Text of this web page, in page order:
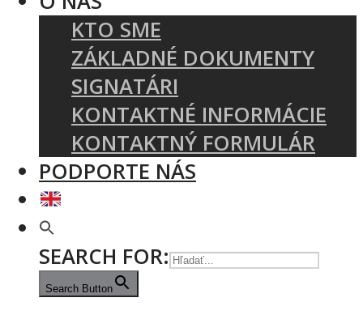
KTO SME
ZÁKLADNÉ DOKUMENTY
SIGNATÁRI
KONTAKTNÉ INFORMÁCIE
KONTAKTNÝ FORMULÁR
PODPORTE NÁS
SEARCH FOR:
Search Button